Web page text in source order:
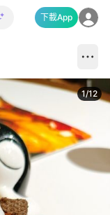
下載App
1/12